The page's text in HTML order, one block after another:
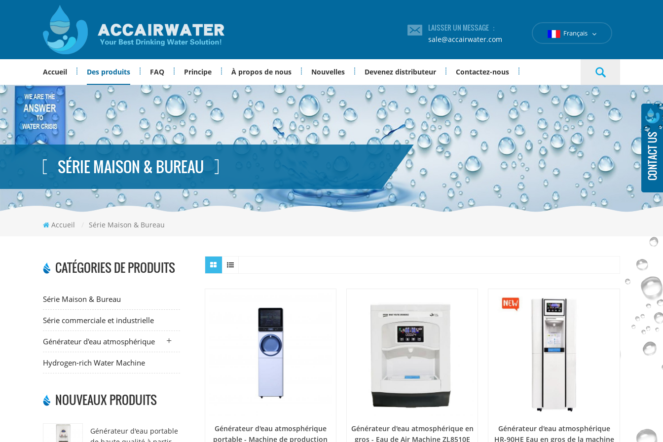
LAISSER UN MESSAGE ：
sale@accairwater.com
Français
Accueil Des produits FAQ Principe À propos de nous Nouvelles Devenez distributeur Contactez-nous
SÉRIE MAISON & BUREAU
Accueil / Série Maison & Bureau
CATÉGORIES DE PRODUITS
Série Maison & Bureau
Série commerciale et industrielle
Générateur d'eau atmosphérique
Hydrogen-rich Water Machine
NOUVEAUX PRODUITS
Générateur d'eau portable
Générateur d'eau atmosphérique
portable - Machine de production
Générateur d'eau atmosphérique en
gros - Eau de Air Machine ZL8510E
Générateur d'eau atmosphérique
HR-90HE Eau en gros de la machine